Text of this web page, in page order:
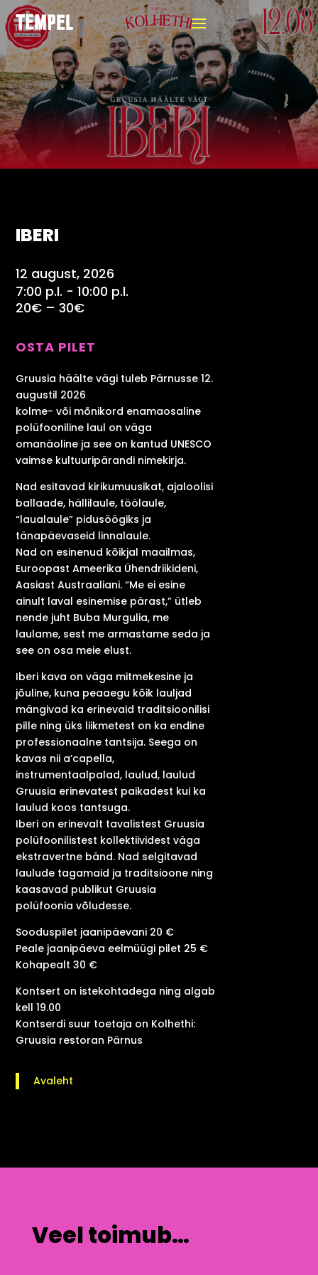
IBERI
12 august, 2026
7:00 p.l. - 10:00 p.l.
20€ – 30€
OSTA PILET
Gruusia häälte vägi tuleb Pärnusse 12.
augustil 2026
kolme- või mõnikord enamaosaline
polüfooniline laul on väga
omanäoline ja see on kantud UNESCO
vaimse kultuuripärandi nimekirja.
Nad esitavad kirikumuusikat, ajaloolisi
ballaade, hällilaule, töölaule,
“laualaule” pidusöögiks ja
tänapäevaseid linnalaule.
Nad on esinenud kõikjal maailmas,
Euroopast Ameerika Ühendriikideni,
Aasiast Austraaliani. “Me ei esine
ainult laval esinemise pärast,” ütleb
nende juht Buba Murgulia, me
laulame, sest me armastame seda ja
see on osa meie elust.
Iberi kava on väga mitmekesine ja
jõuline, kuna peaaegu kõik lauljad
mängivad ka erinevaid traditsioonilisi
pille ning üks liikmetest on ka endine
professionaalne tantsija. Seega on
kavas nii a’capella,
instrumentaalpalad, laulud, laulud
Gruusia erinevatest paikadest kui ka
laulud koos tantsuga.
Iberi on erinevalt tavalistest Gruusia
polüfoonilistest kollektiividest väga
ekstravertne bänd. Nad selgitavad
laulude tagamaid ja traditsioone ning
kaasavad publikut Gruusia
polüfoonia võludesse.
Sooduspilet jaanipäevani 20 €
Peale jaanipäeva eelmüügi pilet 25 €
Kohapealt 30 €
Kontsert on istekohtadega ning algab
kell 19.00
Kontserdi suur toetaja on Kolhethi:
Gruusia restoran Pärnus
Avaleht
Veel toimub…